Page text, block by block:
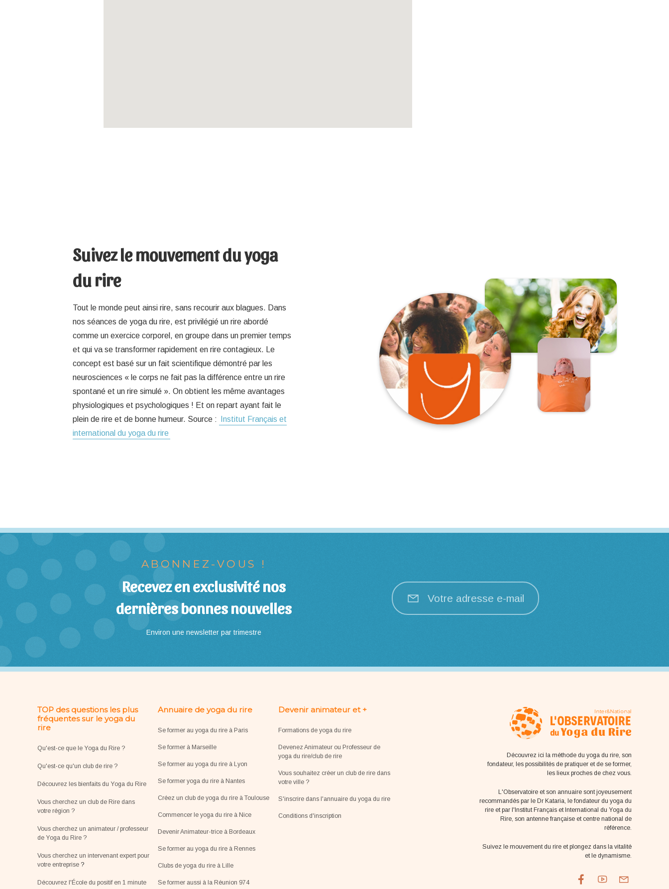
Suivez le mouvement du yoga
du rire
Tout le monde peut ainsi rire, sans recourir aux blagues. Dans
nos séances de yoga du rire, est privilégié un rire abordé
comme un exercice corporel, en groupe dans un premier temps
et qui va se transformer rapidement en rire contagieux. Le
concept est basé sur un fait scientifique démontré par les
neurosciences « le corps ne fait pas la différence entre un rire
spontané et un rire simulé ». On obtient les même avantages
physiologiques et psychologiques ! Et on repart ayant fait le
plein de rire et de bonne humeur. Source :
Institut Français et
international du yoga du rire
ABONNEZ-VOUS !
Recevez en exclusivité nos
dernières bonnes nouvelles
Environ une newsletter par trimestre
Votre adresse e-mail
TOP des questions les plus
fréquentes sur le yoga du
rire
Qu'est-ce que le Yoga du Rire ?
Qu'est-ce qu'un club de rire ?
Découvrez les bienfaits du Yoga du Rire
Vous cherchez un club de Rire dans
votre région ?
Vous cherchez un animateur / professeur
de Yoga du Rire ?
Vous cherchez un intervenant expert pour
votre entreprise?
Découvrez l'École du positif en 1 minute
Annuaire de yoga du rire
Se former au yoga du rire à Paris
Se former à Marseille
Se former au yoga du rire à Lyon
Se former yoga du rire à Nantes
Créez un club de yoga du rire à Toulouse
Commencer le yoga du rire à Nice
Devenir Animateur-trice à Bordeaux
Se former au yoga du rire à Rennes
Clubs de yoga du rire à Lille
Se former aussi à la Réunion 974
Devenir animateur et +
Formations de yoga du rire
Devenez Animateur ou Professeur de
yoga du rire/club de rire
Vous souhaitez créer un club de rire dans
votre ville ?
S'inscrire dans l'annuaire du yoga du rire
Conditions d'inscription
Découvrez ici la méthode du yoga du rire, son
fondateur, les possibilités de pratiquer et de se former,
les lieux proches de chez vous.
L'Observatoire et son annuaire sont joyeusement
recommandés par le Dr Kataria, le fondateur du yoga du
rire et par l'Institut Français et International du Yoga du
Rire, son antenne française et centre national de
référence.
Suivez le mouvement du rire et plongez dans la vitalité
et le dynamisme.